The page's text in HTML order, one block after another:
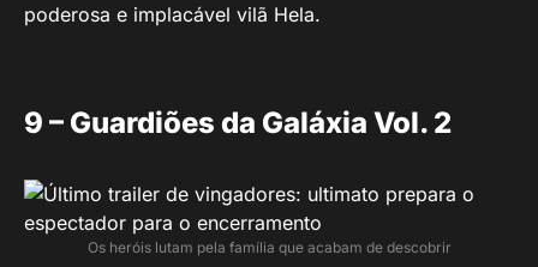
poderosa e implacável vilã Hela.
9 – Guardiões da Galáxia Vol. 2
Os heróis lutam pela família que acabam de descobrir